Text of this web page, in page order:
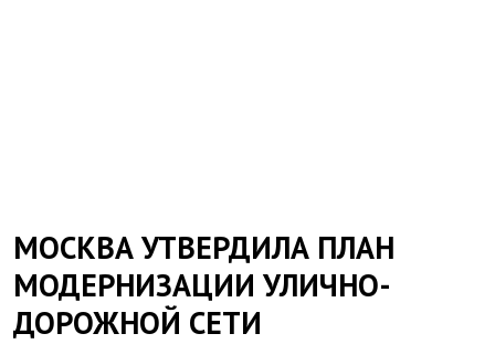
МОСКВА УТВЕРДИЛА ПЛАН
МОДЕРНИЗАЦИИ УЛИЧНО-
ДОРОЖНОЙ СЕТИ